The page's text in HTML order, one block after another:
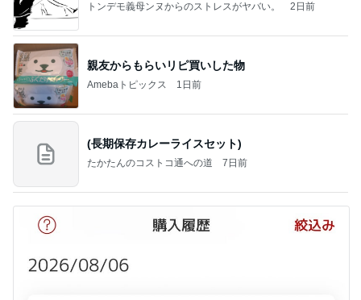
トンデモ義母ンヌからのストレスがヤバい。 2日前
親友からもらいリピ買いした物
Amebaトピックス 1日前
(長期保存カレーライスセット)
たかたんのコストコ通への道 7日前